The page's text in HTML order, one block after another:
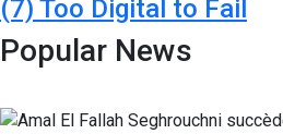
(7) Too Digital to Fail
Popular News